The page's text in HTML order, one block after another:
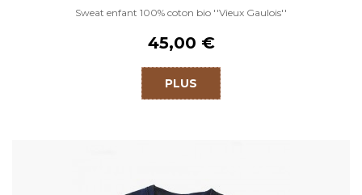
Sweat enfant 100% coton bio ''Vieux Gaulois''
45,00 €
PLUS